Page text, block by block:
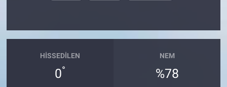
HISSEDILEN
0°
NEM
%78
Canlı Yayın